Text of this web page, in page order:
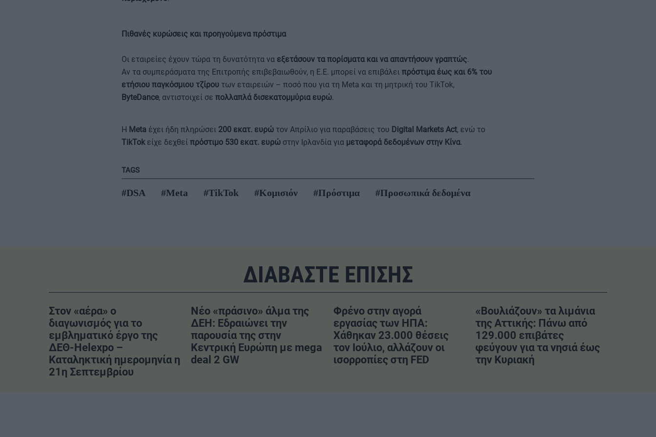
Πιθανές κυρώσεις και προηγούμενα πρόστιμα
Οι εταιρείες έχουν τώρα τη δυνατότητα να εξετάσουν τα πορίσματα και να απαντήσουν γραπτώς.
Αν τα συμπεράσματα της Επιτροπής επιβεβαιωθούν, η Ε.Ε. μπορεί να επιβάλει πρόστιμα έως και 6% του
ετήσιου παγκόσμιου τζίρουτων εταιρειών – ποσό που για τη Meta και τη μητρική του TikTok,
ByteDance, αντιστοιχεί σε πολλαπλά δισεκατομμύρια ευρώ.
Η Metaέχει ήδη πληρώσει 200 εκατ. ευρώτον Απρίλιο για παραβάσεις του Digital Markets Act, ενώ το
TikTokείχε δεχθεί πρόστιμο 530 εκατ. ευρώστην Ιρλανδία για μεταφορά δεδομένων στην Κίνα.
TAGS
#DSA #Meta #TikTok #Κομισιόν #Πρόστιμα #Προσωπικά δεδομένα
ΔΙΑΒΑΣΤΕ ΕΠΙΣΗΣ
Στον «αέρα» ο
διαγωνισμός για το
εμβληματικό έργο της
ΔΕΘ-Helexpo –
Καταληκτική ημερομηνία η
21η Σεπτεμβρίου
Νέο «πράσινο» άλμα της
ΔΕΗ: Εδραιώνει την
παρουσία της στην
Κεντρική Ευρώπη με mega
deal 2 GW
Φρένο στην αγορά
εργασίας των ΗΠΑ:
Χάθηκαν 23.000 θέσεις
τον Ιούλιο, αλλάζουν οι
ισορροπίες στη FED
«Βουλιάζουν» τα λιμάνια
της Αττικής: Πάνω από
129.000 επιβάτες
φεύγουν για τα νησιά έως
την Κυριακή